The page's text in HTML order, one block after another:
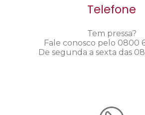
Telefone
Tem pressa?
Fale conosco pelo 0800
De segunda a sexta das